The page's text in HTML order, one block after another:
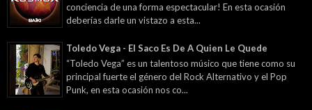
conciencia de una forma espectacular! En esta ocasión
deberías darle un vistazo a esta...
Toledo Vega - El Saco Es De A Quien Le Quede
“Toledo Vega” es un talentoso músico que tiene como su
principal fuerte el género del Rock Alternativo y el Pop
Punk, en esta ocasión nos co...